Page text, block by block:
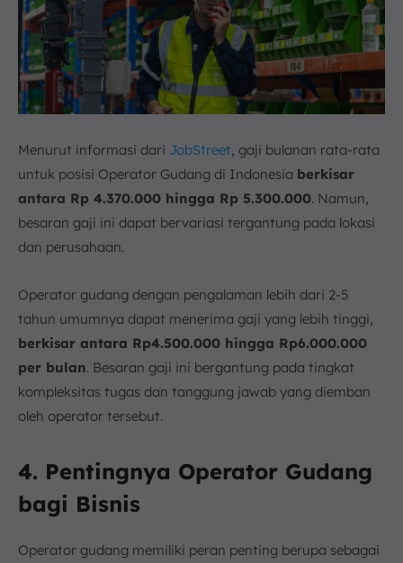
Menurut informasi dari JobStreet , gaji bulanan rata-rata
untuk posisi Operator Gudang di Indonesia berkisar
antara Rp 4.370.000 hingga Rp 5.300.000. Namun,
besaran gaji ini dapat bervariasi tergantung pada lokasi
dan perusahaan.
Operator gudang dengan pengalaman lebih dari 2-5
tahun umumnya dapat menerima gaji yang lebih tinggi,
berkisar antara Rp4.500.000 hingga Rp6.000.000
per bulan. Besaran gaji ini bergantung pada tingkat
kompleksitas tugas dan tanggung jawab yang diemban
oleh operator tersebut.
4. Pentingnya Operator Gudang
bagi Bisnis
Operator gudang memiliki peran penting berupa sebagai